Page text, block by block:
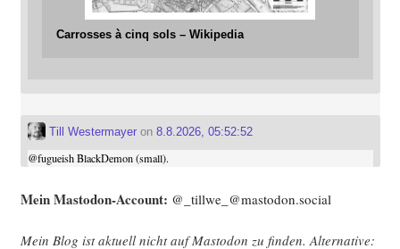
Carrosses à cinq sols – Wikipedia
Till Westermayeron 8.8.2026, 05:52:52
@fugueishBlackDemon (small).
Mein Mast­o­don-Account: @_tillwe_@mastodon.social
Mein Blog ist aktu­ell nicht auf Mast­o­don zu fin­den. Alter­na­ti­ve: